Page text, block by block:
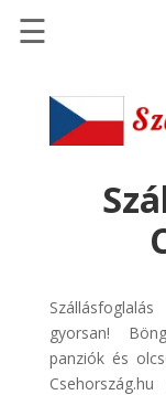
Szállások
Discover
Cars
☰
gyorsan!
panziók és